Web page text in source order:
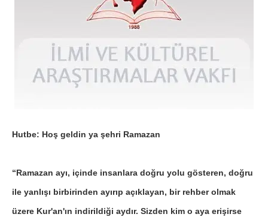
Hutbe: Hoş geldin ya şehri Ramazan
“Ramazan ayı, içinde insanlara doğru yolu gösteren, doğru
ile yanlışı birbirinden ayırıp açıklayan, bir rehber olmak
üzere Kur'an'ın indirildiği aydır. Sizden kim o aya erişirse